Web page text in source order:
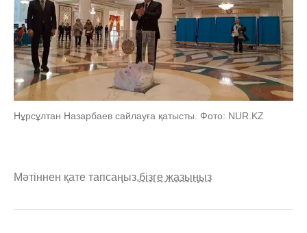
Нұрсұлтан Назарбаев сайлауға қатысты. Фото: NUR.KZ
Мәтіннен қате тапсаңыз,бізге жазыңыз